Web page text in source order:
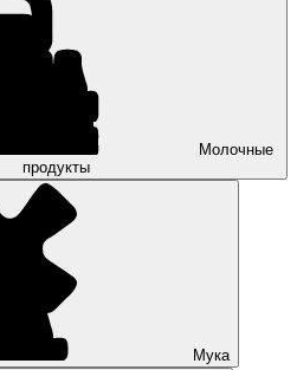
Молочные
продукты
Мука